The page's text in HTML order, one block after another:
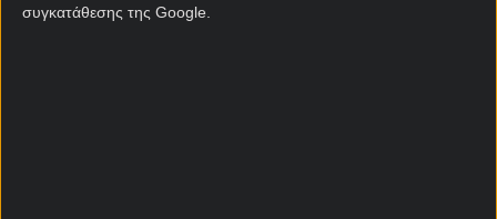
συγκατάθεσης της Google.